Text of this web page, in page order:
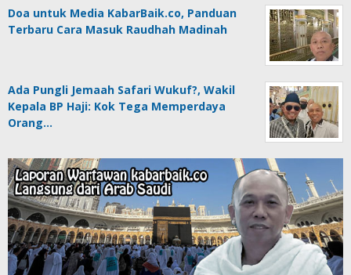
Doa untuk Media KabarBaik.co, Panduan
Terbaru Cara Masuk Raudhah Madinah
Ada Pungli Jemaah Safari Wukuf?, Wakil
Kepala BP Haji: Kok Tega Memperdaya
Orang…